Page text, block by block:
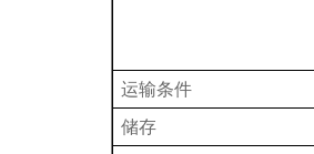
运输条件
储存